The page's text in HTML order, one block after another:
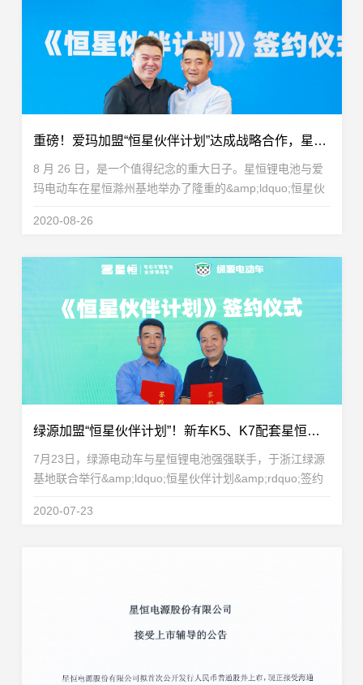
重磅！爱玛加盟“恒星伙伴计划”达成战略合作，星恒&amp;爱玛共创豪锂新时代
8 月 26 日，是一个值得纪念的重大日子。星恒锂电池与爱
玛电动车在星恒滁州基地举办了隆重的&amp;ldquo;恒星伙
推出的&amp;ldquo;恒星伙伴计划&amp;rdquo;，双方...
2020-08-26
绿源加盟“恒星伙伴计划”！新车K5、K7配套星恒锂电池重磅发布！
7月23日，绿源电动车与星恒锂电池强强联手，于浙江绿源
基地联合举行&amp;ldquo;恒星伙伴计划&amp;rdquo;签约
&amp;rdquo;，成为恒星伙伴重要一员！星恒电源董事长兼
2020-07-23